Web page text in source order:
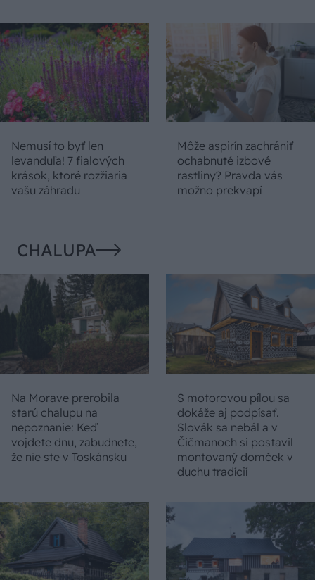
Nemusí to byť len
levanduľa! 7 fialových
krások, ktoré rozžiaria
vašu záhradu
Môže aspirín zachrániť
ochabnuté izbové
rastliny? Pravda vás
možno prekvapí
CHALUPA
Na Morave prerobila
starú chalupu na
nepoznanie: Keď
vojdete dnu, zabudnete,
že nie ste v Toskánsku
S motorovou pílou sa
dokáže aj podpísať.
Slovák sa nebál a v
Čičmanoch si postavil
montovaný domček v
duchu tradícií